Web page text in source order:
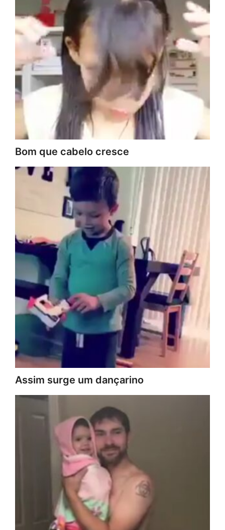
Bom que cabelo cresce
Assim surge um dançarino